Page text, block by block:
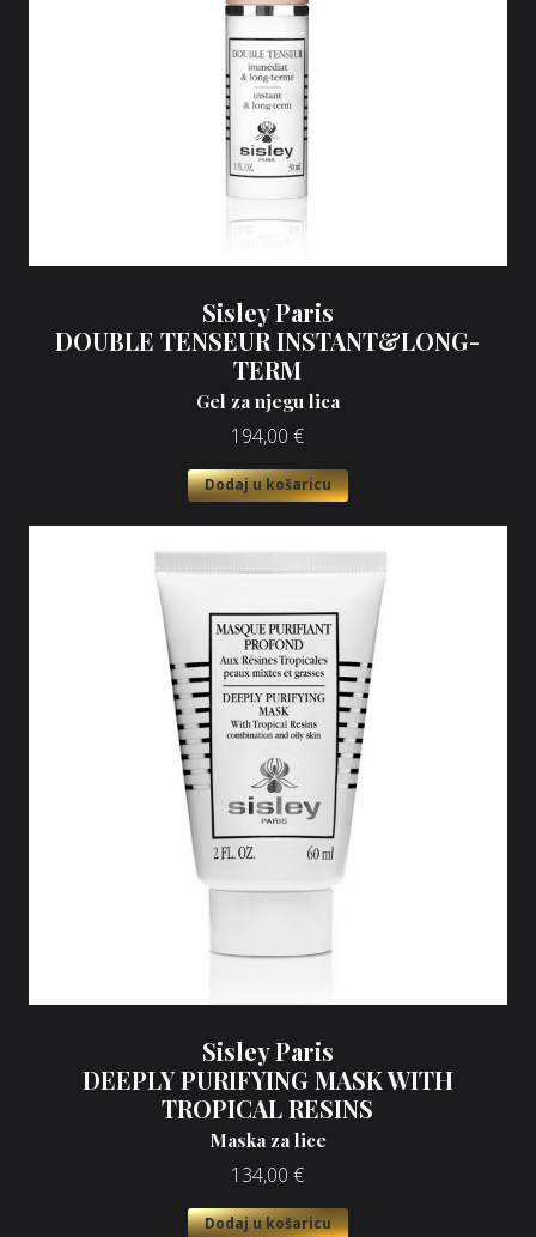
Sisley Paris
DOUBLE TENSEUR INSTANT&LONG-
TERM
Gel za njegu lica
194,00 €
Dodaj u košaricu
Sisley Paris
DEEPLY PURIFYING MASK WITH
TROPICAL RESINS
Maska za lice
134,00 €
Dodaj u košaricu